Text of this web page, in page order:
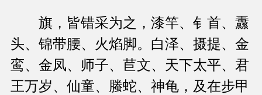
旗，皆错采为之，漆竿、钅首、纛
头、锦带腰、火焰脚。白泽、摄提、金
鸾、金凤、师子、苣文、天下太平、君
王万岁、仙童、螣蛇、神龟，及在步甲